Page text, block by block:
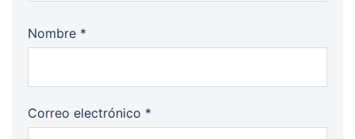
Nombre *
Correo electrónico *